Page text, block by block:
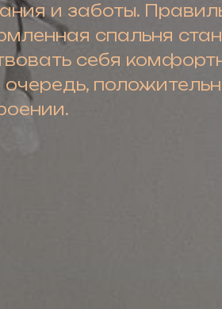
и заботы.
спальня
себя